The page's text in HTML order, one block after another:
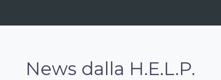
News dalla H.E.L.P.